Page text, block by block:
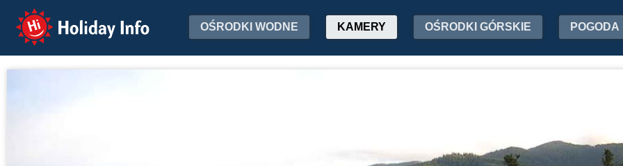
Holiday Info OŚRODKI WODNE KAMERY OŚRODKI GÓRSKIE POGODA